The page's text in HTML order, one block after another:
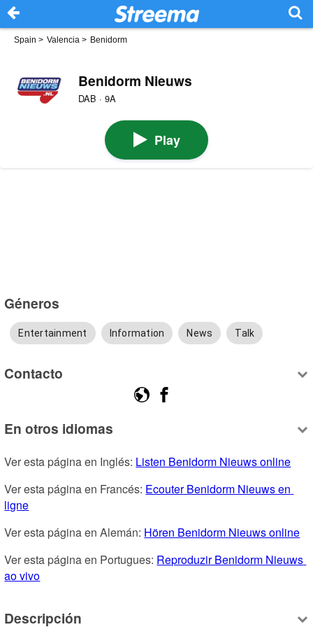
Spain > Valencia > Benidorm
Benidorm Nieuws
DAB · 9A
Play
Géneros
Entertainment Information News Talk
Contacto
En otros idiomas
Ver esta página en Inglés: Listen Benidorm Nieuws online
Ver esta página en Francés: Ecouter Benidorm Nieuws en
ligne
Ver esta página en Alemán: Hören Benidorm Nieuws online
Ver esta página en Portugues: Reproduzir Benidorm Nieuws
ao vivo
Descripción